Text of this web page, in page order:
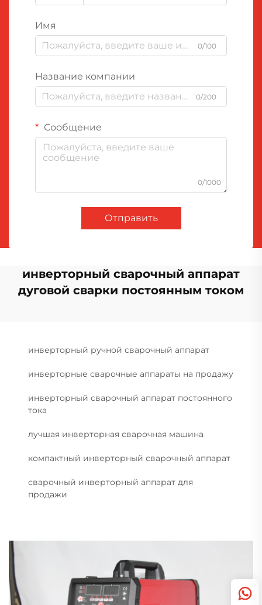
Имя
0/100
Название компании
0/200
Сообщение
0/1000
Отправить
инверторный сварочный аппарат
дуговой сварки постоянным током
инверторный ручной сварочный аппарат
инверторные сварочные аппараты на продажу
инверторный сварочный аппарат постоянного
тока
лучшая инверторная сварочная машина
компактный инверторный сварочный аппарат
сварочный инверторный аппарат для
продажи